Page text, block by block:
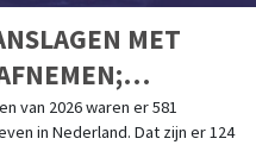
MET
BLIJFT
van 2026 waren er 581
in Nederland. Dat zijn er 124